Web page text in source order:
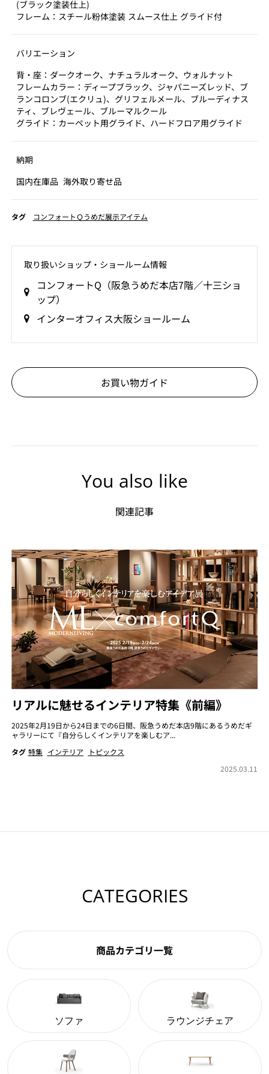
(ブラック塗装仕上)
フレーム：スチール粉体塗装 スムース仕上 グライド付
バリエーション
背・座：ダークオーク、ナチュラルオーク、ウォルナット
フレームカラー：ディープブラック、ジャパニーズレッド、ブ
ランコロンブ(エクリュ)、グリフェルメール、ブルーディナス
ティ、ブレヴェール、ブルーマルクール
グライド：カーペット用グライド、ハードフロア用グライド
納期
国内在庫品 海外取り寄せ品
タグ コンフォートＱうめだ展示アイテム
取り扱いショップ‧ショールーム情報
コンフォートQ（阪急うめだ本店7階／十三ショ
ップ）
インターオフィス大阪ショールーム
お買い物ガイド
You also like
関連記事
リアルに魅せるインテリア特集《前編》
2025年2月19日から24日までの6日間、阪急うめだ本店9階にあるうめだギ
ャラリーにて『自分らしくインテリアを楽しむア...
タグ 特集 インテリア
トピックス
2025.03.11
CATEGORIES
商品カテゴリ一覧
ソファ ラウンジチェア